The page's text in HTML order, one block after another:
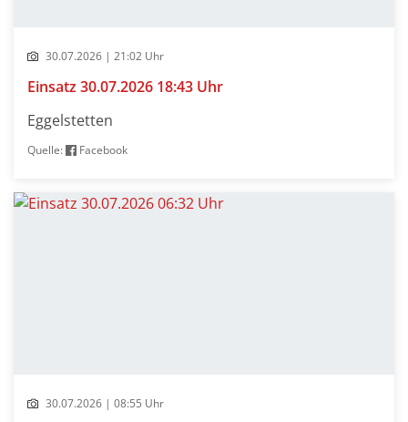
30.07.2026 | 21:02 Uhr
Einsatz 30.07.2026 18:43 Uhr
Eggelstetten
Quelle: Facebook
30.07.2026 | 08:55 Uhr